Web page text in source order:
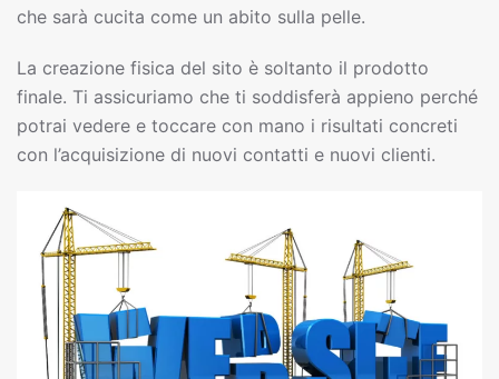
che sarà cucita come un abito sulla pelle.
La creazione fisica del sito è soltanto il prodotto
finale. Ti assicuriamo che ti soddisferà appieno perché
potrai vedere e toccare con mano i risultati concreti
con l’acquisizione di nuovi contatti e nuovi clienti.